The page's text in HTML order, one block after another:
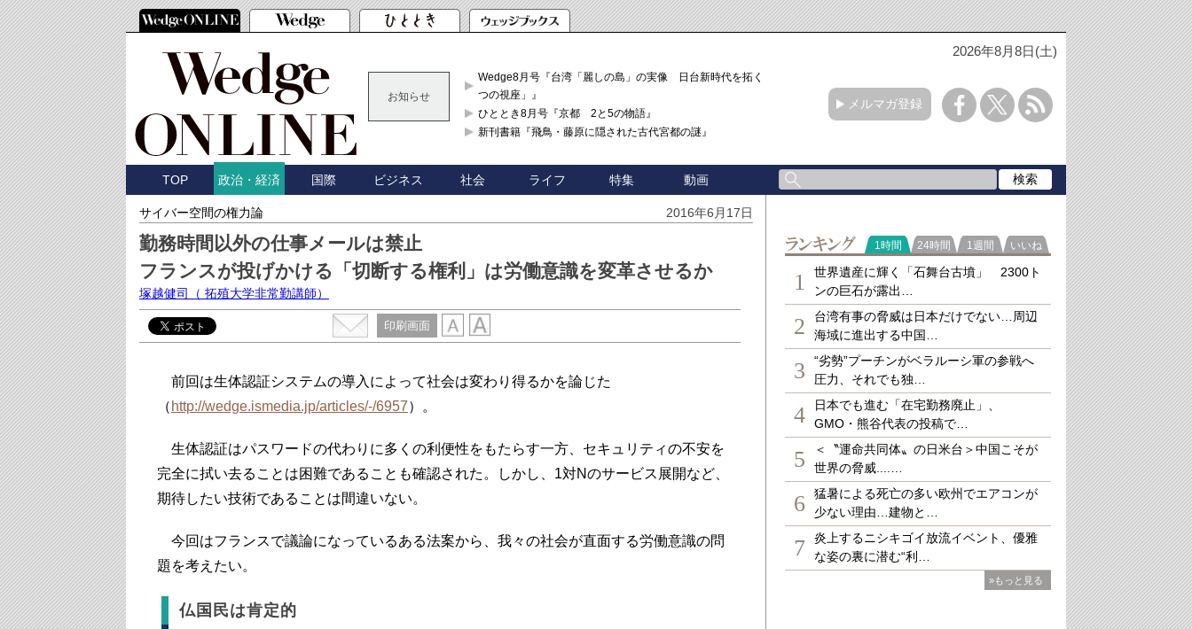
2026年8月8日(土)
お知らせ
Wedge8月号『台湾「麗しの島」の実像 日台新時代を拓く「3
つの視座」』
ひととき8月号『京都 2と5の物語』
新刊書籍『飛鳥・藤原に隠された古代宮都の謎』
メルマガ登録
TOP 政治・経済 国際 ビジネス 社会 ライフ 特集 動画
サイバー空間の権力論 2016年6月17日
勤務時間以外の仕事メールは禁止
フランスが投げかける「切断する権利」は労働意識を変革させるか
塚越健司 （ 拓殖大学非常勤講師）
印刷画面
前回は生体認証システムの導入によって社会は変わり得るかを論じた
（ http://wedge.ismedia.jp/articles/-/6957）。
生体認証はパスワードの代わりに多くの利便性をもたらす一方、セキュリティの不安を
完全に拭い去ることは困難であることも確認された。しかし、1対Nのサービス展開など、
期待したい技術であることは間違いない。
今回はフランスで議論になっているある法案から、我々の社会が直面する労働意識の問
題を考えたい。
仏国民は肯定的
ランキング
1時間 24時間 1週間 いいね
1
世界遺産に輝く「石舞台古墳」 2300ト
ンの巨石が露出…
2
台湾有事の脅威は日本だけでない…周辺
海域に進出する中国…
3
“劣勢”プーチンがベラルーシ軍の参戦へ
圧力、それでも独…
4
日本でも進む「在宅勤務廃止」、
GMO・熊谷代表の投稿で…
5
＜〝運命共同体〟の日米台＞中国こそが
世界の脅威....…
6
猛暑による死亡の多い欧州でエアコンが
少ない理由…建物と…
7
炎上するニシキゴイ放流イベント、優雅
な姿の裏に潜む“利…
»もっと見る